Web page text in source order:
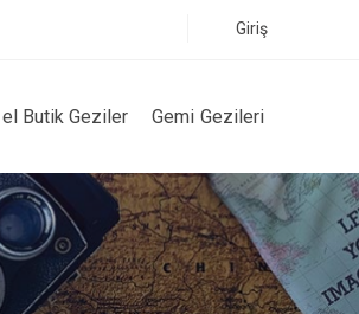
Giriş
Butik Geziler Gemi Gezileri